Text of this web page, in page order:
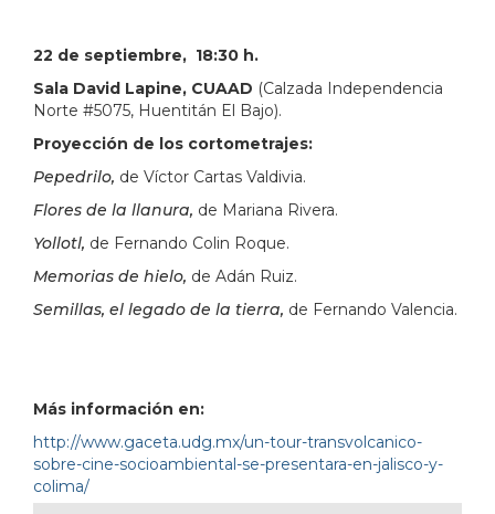
22 de septiembre, 18:30 h.
Sala David Lapine, CUAAD (Calzada Independencia
Norte #5075, Huentitán El Bajo).
Proyección de los cortometrajes:
Pepedrilo, de Víctor Cartas Valdivia.
Flores de la llanura, de Mariana Rivera.
Yollotl, de Fernando Colin Roque.
Memorias de hielo, de Adán Ruiz.
Semillas, el legado de la tierra, de Fernando Valencia.
Más información en:
http://www.gaceta.udg.mx/un-tour-transvolcanico-
sobre-cine-socioambiental-se-presentara-en-jalisco-y-
colima/